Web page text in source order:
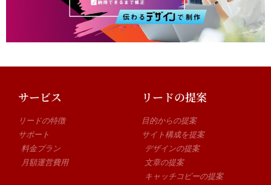
サービス
リードの特徴
サポート
料金プラン
月額運営費用
リードの提案
目的からの提案
サイト構成を提案
デザインの提案
文章の提案
キャッチコピーの提案